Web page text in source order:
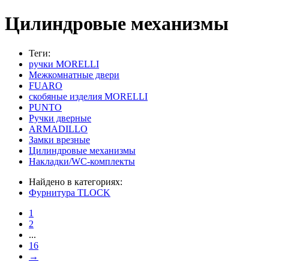
Цилиндровые механизмы
Теги:
ручки MORELLI
Межкомнатные двери
FUARO
скобяные изделия MORELLI
PUNTO
Ручки дверные
ARMADILLO
Замки врезные
Цилиндровые механизмы
Накладки/WC-комплекты
Найдено в категориях:
Фурнитура TLOCK
1
2
...
16
→